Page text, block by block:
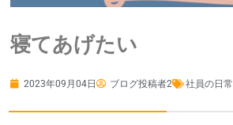
寝てあげたい
2023年09月04日 ブログ投稿者2 社員の日常